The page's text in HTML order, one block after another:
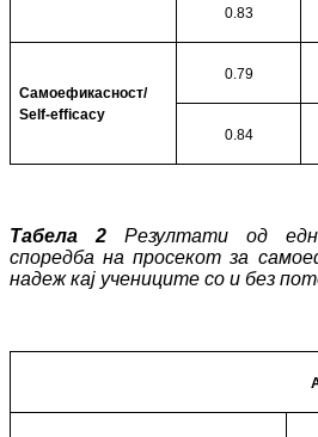
0.83
Самоефикасност/
Self-efficacy
0.79
0.84
Табела 2Резултати од
споредба на просекот за
надеж кај уче­ни­ци­те со и без